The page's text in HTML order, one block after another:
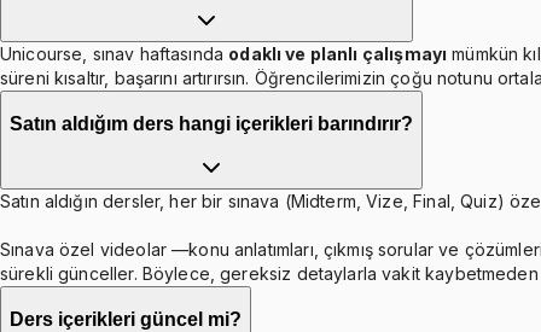
Unicourse, sınav haftasında odaklı ve planlı çalışmayı mümkün
süreni kısaltır, başarını artırırsın. Öğrencilerimizin çoğu notunu
Satın aldığım ders hangi içerikleri barındırır?
Satın aldığın dersler, her bir sınava (Midterm, Vize, Final, Quiz)
Sınava özel videolar —konu anlatımları, çıkmış sorular ve
sürekli günceller. Böylece, gereksiz detaylarla vakit kaybetmeden
Ders içerikleri güncel mi?